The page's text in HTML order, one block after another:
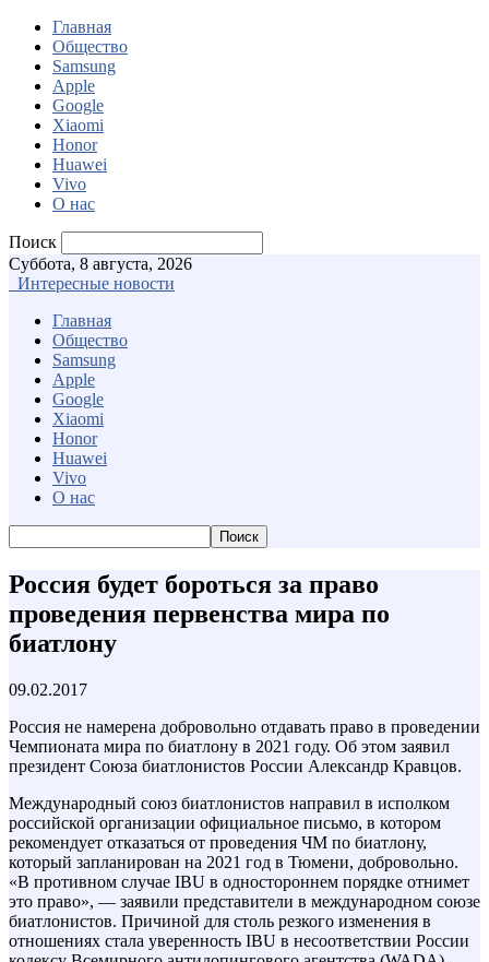
Главная
Общество
Samsung
Apple
Google
Xiaomi
Honor
Huawei
Vivo
О нас
Поиск
Суббота, 8 августа, 2026
Интересные новости
Главная
Общество
Samsung
Apple
Google
Xiaomi
Honor
Huawei
Vivo
О нас
Россия будет бороться за право
проведения первенства мира по
биатлону
09.02.2017
Россия не намерена добровольно отдавать право в проведении
Чемпионата мира по биатлону в 2021 году. Об этом заявил
президент Союза биатлонистов России Александр Кравцов.
Международный союз биатлонистов направил в исполком
российской организации официальное письмо, в котором
рекомендует отказаться от проведения ЧМ по биатлону,
который запланирован на 2021 год в Тюмени, добровольно.
«В противном случае IBU в одностороннем порядке отнимет
это право», — заявили представители в международном союзе
биатлонистов. Причиной для столь резкого изменения в
отношениях стала уверенность IBU в несоответствии России